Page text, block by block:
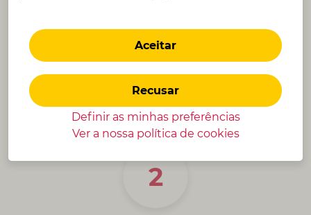
Primeiro Contacto
A sua candidatura destacou-se, estamos
interessados em si e queremos saber mais.
Aceitar
Recusar
Definir as minhas preferências
Ver a nossa política de cookies